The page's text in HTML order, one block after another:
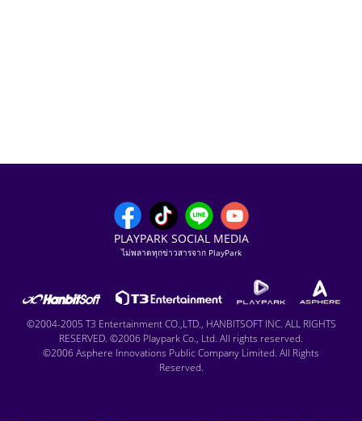
PLAYPARK SOCIAL MEDIA
ไม่พลาดทุกข่าวสารจาก PlayPark
©2004-2005 T3 Entertainment CO.,LTD., HANBITSOFT INC. ALL RIGHTS
RESERVED. ©2006 Playpark Co., Ltd. All rights reserved.
©2006 Asphere Innovations Public Company Limited. All Rights
Reserved.